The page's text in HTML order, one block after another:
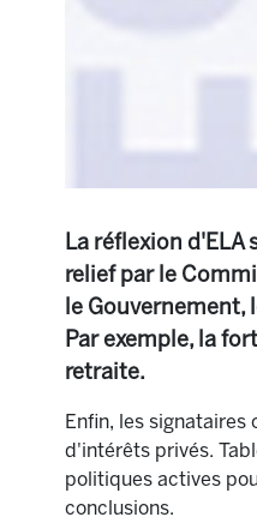
La réflexion
relief par le
le Gouvernement,
Par exemple, la
retraite.
Enfin, les
d'intérêts privés.
politiques actives
conclusions.